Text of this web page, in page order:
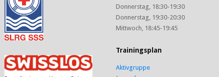
Donnerstag, 18:30-19:30
Donnerstag, 19:30-20:30
Mittwoch, 18:45-19:45
Trainingsplan
Aktivgruppe